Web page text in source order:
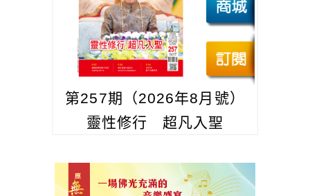
第257期（2026年8月號）
靈性修行 超凡入聖